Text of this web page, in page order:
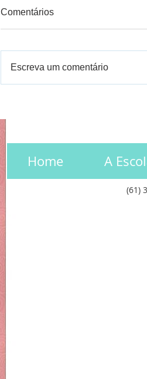
Comentários
Escreva um comentário
Home A
(61)